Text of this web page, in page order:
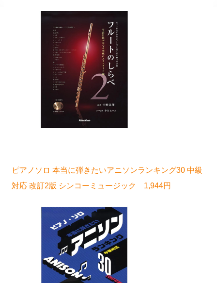
ピアノソロ 本当に弾きたいアニソンランキング30 中級
対応 改訂2版 シンコーミュージック 1,944円